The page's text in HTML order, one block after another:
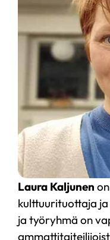
Laura Kaljunen
kulttuurituottaja
ja työryhmä on